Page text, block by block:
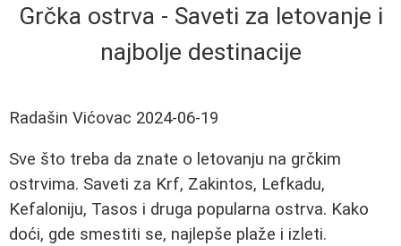
Grčka ostrva - Saveti za letovanje i
najbolje destinacije
Radašin Vićovac 2024-06-19
Sve što treba da znate o letovanju na grčkim
ostrvima. Saveti za Krf, Zakintos, Lefkadu,
Kefaloniju, Tasos i druga popularna ostrva. Kako
doći, gde smestiti se, najlepše plaže i izleti.